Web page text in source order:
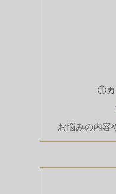
①カ
お悩みの内容